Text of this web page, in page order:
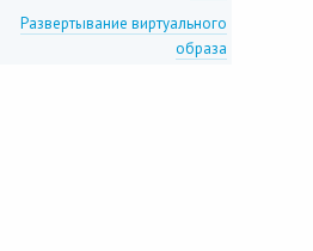
Развертывание виртуального
образа